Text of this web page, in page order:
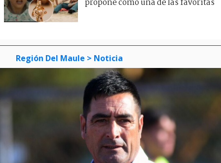
propone como una de las favoritas
Región Del Maule > Noticia